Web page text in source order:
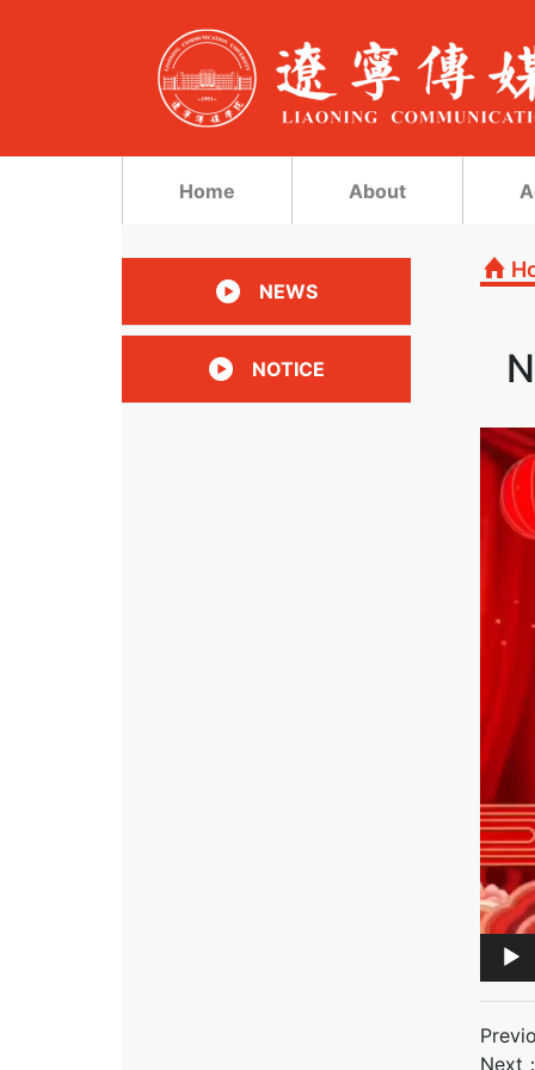
Home About
视
频
Next
NEWS
NOTICE